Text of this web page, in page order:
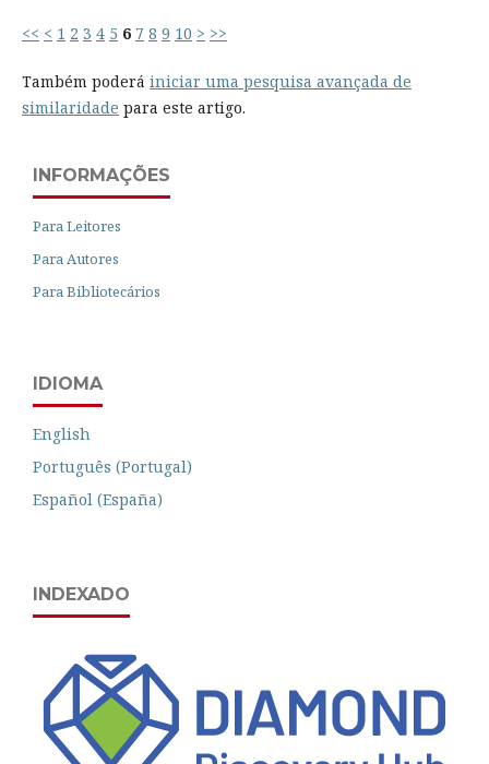
<< < 1 2 3 4 5 6 7 8 9 10 > >>
Também poderá iniciar uma pesquisa avançada de
similaridade para este artigo.
INFORMAÇÕES
Para Leitores
Para Autores
Para Bibliotecários
IDIOMA
English
Português (Portugal)
Español (España)
INDEXADO